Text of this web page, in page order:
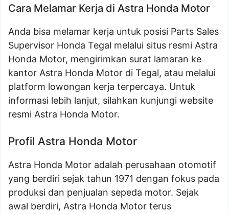
Cara Melamar Kerja di Astra Honda Motor
Anda bisa melamar kerja untuk posisi Parts Sales
Supervisor Honda Tegal melalui situs resmi Astra
Honda Motor, mengirimkan surat lamaran ke
kantor Astra Honda Motor di Tegal, atau melalui
platform lowongan kerja terpercaya. Untuk
informasi lebih lanjut, silahkan kunjungi website
resmi Astra Honda Motor.
Profil Astra Honda Motor
Astra Honda Motor adalah perusahaan otomotif
yang berdiri sejak tahun 1971 dengan fokus pada
produksi dan penjualan sepeda motor. Sejak
awal berdiri, Astra Honda Motor terus